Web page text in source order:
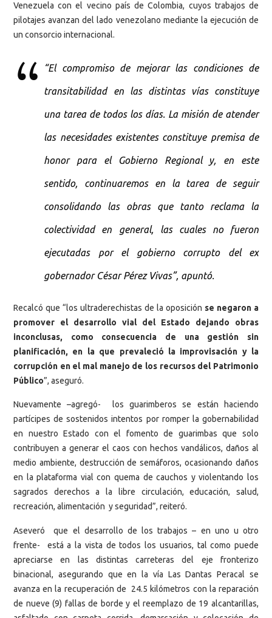
Venezuela con el vecino país de Colombia, cuyos trabajos de
pilotajes avanzan del lado venezolano mediante la ejecución de
un consorcio internacional.
“El compromiso de mejorar las condiciones de
transitabilidad en las distintas vías constituye
una tarea de todos los días. La misión de atender
las necesidades existentes constituye premisa de
honor para el Gobierno Regional y, en este
sentido, continuaremos en la tarea de seguir
consolidando las obras que tanto reclama la
colectividad en general, las cuales no fueron
ejecutadas por el gobierno corrupto del ex
gobernador César Pérez Vivas”, apuntó.
Recalcó que “los ultraderechistas de la oposición se negaron a
promover el desarrollo vial del Estado dejando obras
inconclusas, como consecuencia de una gestión sin
planificación, en la que prevaleció la improvisación y la
corrupción en el mal manejo de los recursos del Patrimonio
Público”, aseguró.
Nuevamente –agregó- los guarimberos se están haciendo
partícipes de sostenidos intentos por romper la gobernabilidad
en nuestro Estado con el fomento de guarimbas que solo
contribuyen a generar el caos con hechos vandálicos, daños al
medio ambiente, destrucción de semáforos, ocasionando daños
en la plataforma vial con quema de cauchos y violentando los
sagrados derechos a la libre circulación, educación, salud,
recreación, alimentación y seguridad”, reiteró.
Aseveró que el desarrollo de los trabajos – en uno u otro
frente- está a la vista de todos los usuarios, tal como puede
apreciarse en las distintas carreteras del eje fronterizo
binacional, asegurando que en la vía Las Dantas Peracal se
avanza en la recuperación de 24.5 kilómetros con la reparación
de nueve (9) fallas de borde y el reemplazo de 19 alcantarillas,